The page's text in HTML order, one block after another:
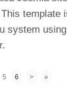
template
system
5 6 > »